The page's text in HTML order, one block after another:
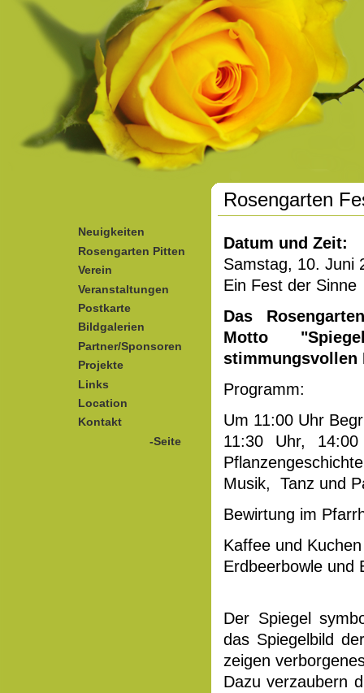
Direkt zum Inhalt
Neuigkeiten
Rosengarten Pitten
Verein
Veranstaltungen
Postkarte
Bildgalerien
Partner/Sponsoren
Projekte
Links
Location
Kontakt
-Seite
Rosengarten
Datum und Zeit:
Samstag, 10. Juni
Ein Fest der
Das
Motto
stimmungsvollen
Programm:
Um 11:00 Uhr
11:30 Uhr,
Musik, Tanz und
Bewirtung im
Kaffee und Kuchen
Erdbeerbowle und
Der Spiegel
das Spiegelbild
zeigen
Dazu verzaubern